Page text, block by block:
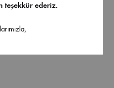
teşekkür ederiz.